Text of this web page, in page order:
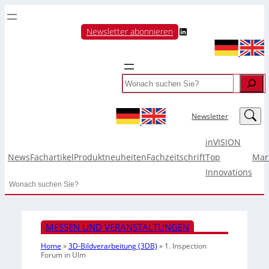
Newsletter abonnieren LinkedIn
Search
Newsletter LinkedIn
NewsFachartikelProduktneuheitenFachzeitschrift
inVISION
Top
Innovations
Search
MESSEN UND VERANSTALTUNGEN
Home »3D-Bildverarbeitung (3DB) » 1. Inspection
Forum in Ulm